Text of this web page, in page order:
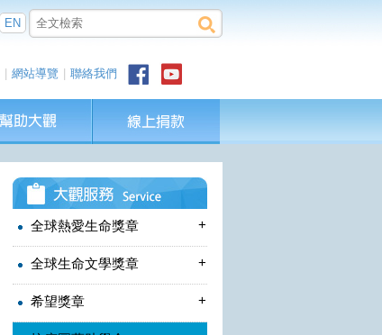
EN
網站導覽 聯絡我們
全球熱愛生命獎章 +
全球生命文學獎章 +
希望獎章 +